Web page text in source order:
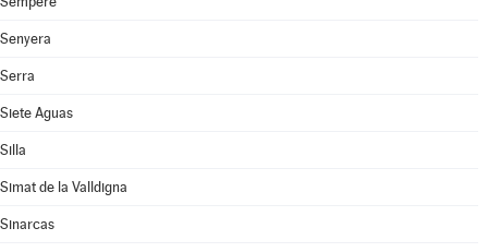
Senyera
Serra
Siete Aguas
Silla
Simat de la Valldigna
Sinarcas